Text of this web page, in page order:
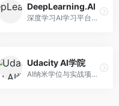
DeepLearning.AI
深度学习AI学习平台，由吴恩达创立。面向AI学习者，提供深度学习专项课程、AI新闻、技术社区等资源，课程质量权威。
Udacity AI学院
AI纳米学位与实战项目平台，专注于职业导向学习。面向AI从业者，提供机器学习、深度学习、计算机视觉等纳米学位，项目实战性强。